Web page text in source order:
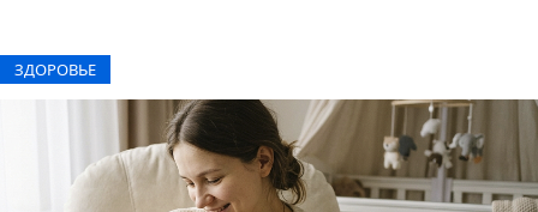
ЗДОРОВЬЕ